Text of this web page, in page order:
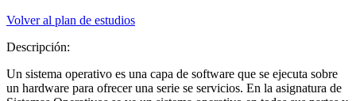
Volver al plan de estudios
Descripción:
Un sistema operativo es una capa de software que se ejecuta sobre
un hardware para ofrecer una serie se servicios. En la asignatura de